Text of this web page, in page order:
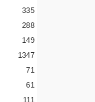
335
288
149
1347
71
61
111